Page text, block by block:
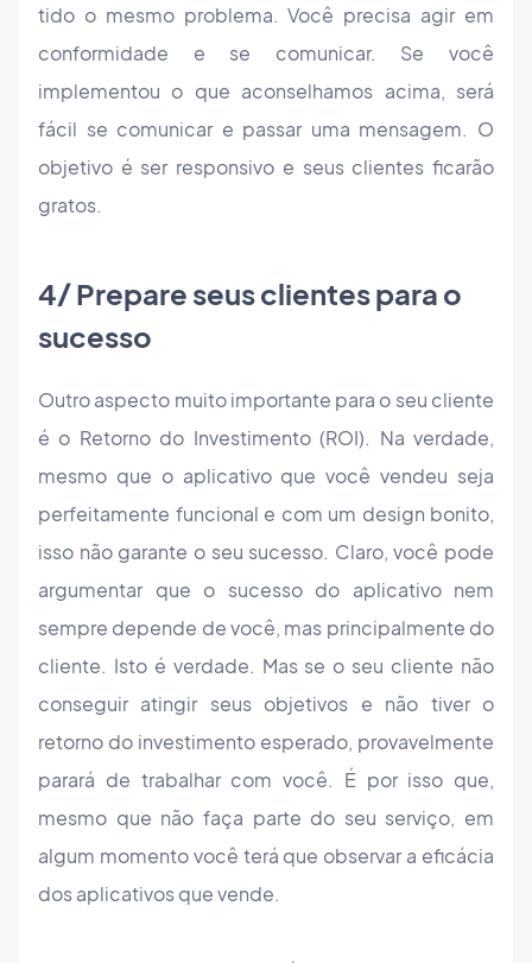
tido o mesmo problema. Você precisa agir em
conformidade e se comunicar. Se você
implementou o que aconselhamos acima, será
fácil se comunicar e passar uma mensagem. O
objetivo é ser responsivo e seus clientes ficarão
gratos.
4/ Prepare seus clientes para o
sucesso
Outro aspecto muito importante para o seu cliente
é o Retorno do Investimento (ROI). Na verdade,
mesmo que o aplicativo que você vendeu seja
perfeitamente funcional e com um design bonito,
isso não garante o seu sucesso. Claro, você pode
argumentar que o sucesso do aplicativo nem
sempre depende de você, mas principalmente do
cliente. Isto é verdade. Mas se o seu cliente não
conseguir atingir seus objetivos e não tiver o
retorno do investimento esperado, provavelmente
parará de trabalhar com você. É por isso que,
mesmo que não faça parte do seu serviço, em
algum momento você terá que observar a eficácia
dos aplicativos que vende.